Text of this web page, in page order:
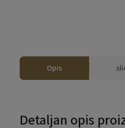
Opis
Detaljan opis